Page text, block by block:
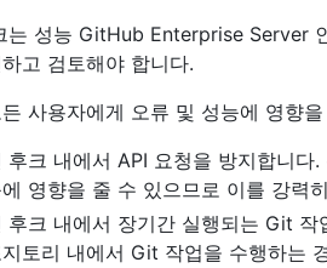
는 성능 GitHub Enterprise Server
고 검토해야 합니다.
사용자에게 오류 및 성능에 영향
후크 내에서 API 요청을 방지합니
영향을 줄 수 있으므로 이를 강력
후크 내에서 장기간 실행되는 Git
토리 내에서 Git 작업을 수행하는